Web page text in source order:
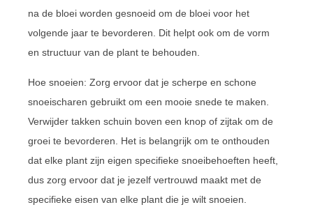
na de bloei worden gesnoeid om de bloei voor het
volgende jaar te bevorderen. Dit helpt ook om de vorm
en structuur van de plant te behouden.
Hoe snoeien: Zorg ervoor dat je scherpe en schone
snoeischaren gebruikt om een mooie snede te maken.
Verwijder takken schuin boven een knop of zijtak om de
groei te bevorderen. Het is belangrijk om te onthouden
dat elke plant zijn eigen specifieke snoeibehoeften heeft,
dus zorg ervoor dat je jezelf vertrouwd maakt met de
specifieke eisen van elke plant die je wilt snoeien.